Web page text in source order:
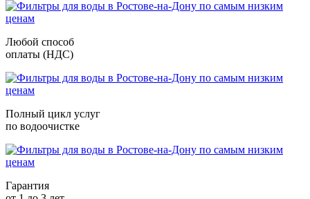
Любой способ
оплаты (НДС)
Полный цикл услуг
по водоочистке
Гарантия